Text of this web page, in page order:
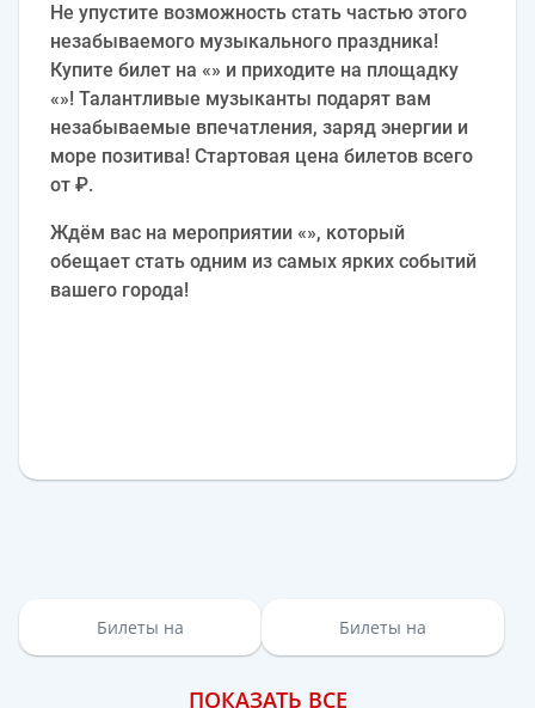
Не упустите возможность стать частью этого
незабываемого музыкального праздника!
Купите билет на «» и приходите на площадку
«»! Талантливые музыканты подарят вам
незабываемые впечатления, заряд энергии и
море позитива! Стартовая цена билетов всего
от ₽.
Ждём вас на мероприятии «», который
обещает стать одним из самых ярких событий
вашего города!
Билеты на Билеты на
ПОКАЗАТЬ ВСЕ